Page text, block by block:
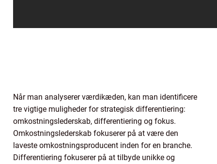
Når man analyserer værdikæden, kan man identificere
tre vigtige muligheder for strategisk differentiering:
omkostningslederskab, differentiering og fokus.
Omkostningslederskab fokuserer på at være den
laveste omkostningsproducent inden for en branche.
Differentiering fokuserer på at tilbyde unikke og